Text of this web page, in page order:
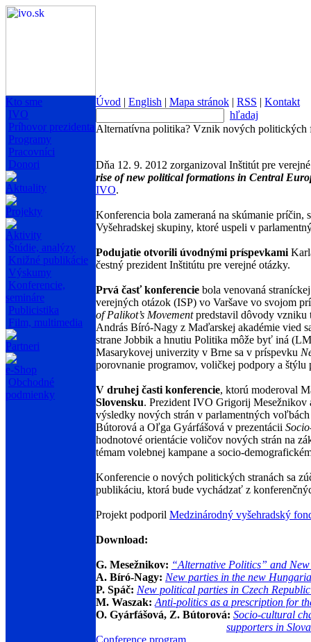
Kto sme
IVO
Príhovor prezidenta
Programy
Pracovníci
Donori
Aktuality
Projekty
Aktivity
Štúdie, analýzy
Knižné publikácie
Výskumy
Konferencie,
semináre
Publicistika
Film, multimedia
Partneri
e-Shop
Obchodné
podmienky
Úvod | English | Mapa stránok | RSS | Kontakt
hľadaj
Alternatívna politika? Vznik nových politických
Dňa 12. 9. 2012 zorganizoval Inštitút pre
rise of new political formations in Central
IVO.
Konferencia bola zameraná na skúmanie
Vyšehradskej skupiny, ktoré uspeli v
Podujatie otvorili úvodnými príspevkami
čestný prezident Inštitútu pre verejné otázky.
Prvá časť konferencie bola venovaná
verejných otázok (ISP) vo Varšave vo svojom
of Palikot’s Movementpredstavil dôvody
András Bíró-Nagy z Maďarskej akadémie vied
strane Jobbik a hnutiu Politika môže byť iná
Masarykovej univerzity v Brne sa v príspevku
porovnanie programov, voličkej podpory a
V druhej časti konferencie, ktorú moderoval
Slovensku. Prezident IVO Grigorij
výsledky nových strán v parlamentných
Bútorová a Oľga Gyárfášová v prezentácii
hodnotové orientácie voličov nových strán na
témam volebnej kampane a socio-
Konferencie o nových politických stranách sa
publikáciu, ktorá bude vychádzať z
Projekt podporil Medzinárodný vyšehradský
Download:
G. Mesežnikov: “Alternative Politics” and
A. Bíró-Nagy: New parties in the new
P. Spáč: New political parties in Czech
M. Waszak: Anti-politics as a prescription for
O. Gyárfášová, Z. Bútorová: Socio-cultural
supporters in
Conference program